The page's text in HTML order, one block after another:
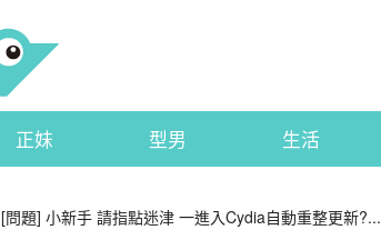
正妹 型男 生活
[問題] 小新手 請指點迷津 一進入Cydia自動重整更新?...